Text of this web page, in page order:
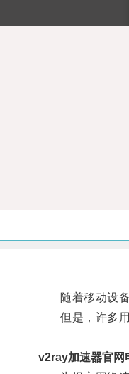
随着移动设备
但是，许多用
v2ray加速器官网